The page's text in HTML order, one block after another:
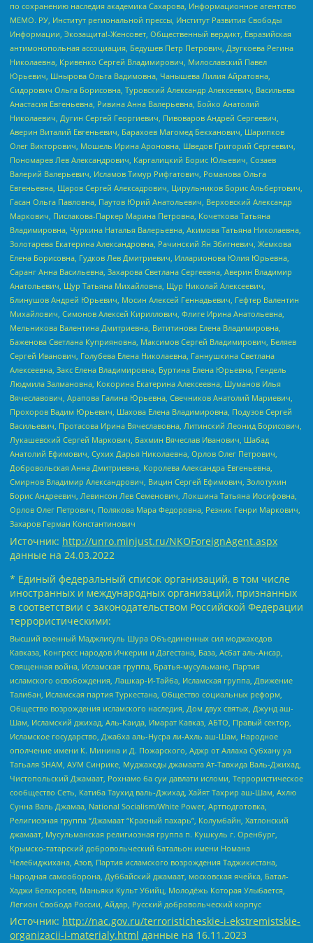
по сохранению наследия академика Сахарова, Информационное агентство
МЕМО. РУ, Институт региональной прессы, Институт Развития Свободы
Информации, Экозащита!-Женсовет, Общественный вердикт, Евразийская
антимонопольная ассоциация, Бедушев Петр Петрович, Дзугкоева Регина
Николаевна, Кривенко Сергей Владимирович, Милославский Павел
Юрьевич, Шнырова Ольга Вадимовна, Чанышева Лилия Айратовна,
Сидорович Ольга Борисовна, Туровский Александр Алексеевич, Васильева
Анастасия Евгеньевна, Ривина Анна Валерьевна, Бойко Анатолий
Николаевич, Дугин Сергей Георгиевич, Пивоваров Андрей Сергеевич,
Аверин Виталий Евгеньевич, Барахоев Магомед Бекханович, Шарипков
Олег Викторович, Мошель Ирина Ароновна, Шведов Григорий Сергеевич,
Пономарев Лев Александрович, Каргалицкий Борис Юльевич, Созаев
Валерий Валерьевич, Исламов Тимур Рифгатович, Романова Ольга
Евгеньевна, Щаров Сергей Алексадрович, Цирульников Борис Альбертович,
Гасан Ольга Павловна, Паутов Юрий Анатольевич, Верховский Александр
Маркович, Пислакова-Паркер Марина Петровна, Кочеткова Татьяна
Владимировна, Чуркина Наталья Валерьевна, Акимова Татьяна Николаевна,
Золотарева Екатерина Александровна, Рачинский Ян Збигневич, Жемкова
Елена Борисовна, Гудков Лев Дмитриевич, Илларионова Юлия Юрьевна,
Саранг Анна Васильевна, Захарова Светлана Сергеевна, Аверин Владимир
Анатольевич, Щур Татьяна Михайловна, Щур Николай Алексеевич,
Блинушов Андрей Юрьевич, Мосин Алексей Геннадьевич, Гефтер Валентин
Михайлович, Симонов Алексей Кириллович, Флиге Ирина Анатольевна,
Мельникова Валентина Дмитриевна, Вититинова Елена Владимировна,
Баженова Светлана Куприяновна, Максимов Сергей Владимирович, Беляев
Сергей Иванович, Голубева Елена Николаевна, Ганнушкина Светлана
Алексеевна, Закс Елена Владимировна, Буртина Елена Юрьевна, Гендель
Людмила Залмановна, Кокорина Екатерина Алексеевна, Шуманов Илья
Вячеславович, Арапова Галина Юрьевна, Свечников Анатолий Мариевич,
Прохоров Вадим Юрьевич, Шахова Елена Владимировна, Подузов Сергей
Васильевич, Протасова Ирина Вячеславовна, Литинский Леонид Борисович,
Лукашевский Сергей Маркович, Бахмин Вячеслав Иванович, Шабад
Анатолий Ефимович, Сухих Дарья Николаевна, Орлов Олег Петрович,
Добровольская Анна Дмитриевна, Королева Александра Евгеньевна,
Смирнов Владимир Александрович, Вицин Сергей Ефимович, Золотухин
Борис Андреевич, Левинсон Лев Семенович, Локшина Татьяна Иосифовна,
Орлов Олег Петрович, Полякова Мара Федоровна, Резник Генри Маркович,
Захаров Герман Константинович
Источник: http://unro.minjust.ru/NKOForeignAgent.aspx
данные на 24.03.2022
* Единый федеральный список организаций, в том числе
иностранных и международных организаций, признанных
в соответствии с законодательством Российской Федерации
террористическими:
Высший военный Маджлисуль Шура Объединенных сил моджахедов
Кавказа, Конгресс народов Ичкерии и Дагестана, База, Асбат аль-Ансар,
Священная война, Исламская группа, Братья-мусульмане, Партия
исламского освобождения, Лашкар-И-Тайба, Исламская группа, Движение
Талибан, Исламская партия Туркестана, Общество социальных реформ,
Общество возрождения исламского наследия, Дом двух святых, Джунд аш-
Шам, Исламский джихад, Аль-Каида, Имарат Кавказ, АБТО, Правый сектор,
Исламское государство, Джабха аль-Нусра ли-Ахль аш-Шам, Народное
ополчение имени К. Минина и Д. Пожарского, Аджр от Аллаха Субхану уа
Тагьаля SHAM, АУМ Синрике, Муджахеды джамаата Ат-Тавхида Валь-Джихад,
Чистопольский Джамаат, Рохнамо ба суи давлати исломи, Террористическое
сообщество Сеть, Катиба Таухид валь-Джихад, Хайят Тахрир аш-Шам, Ахлю
Сунна Валь Джамаа, National Socialism/White Power, Артподготовка,
Религиозная группа “Джамаат “Красный пахарь”, Колумбайн, Хатлонский
джамаат, Мусульманская религиозная группа п. Кушкуль г. Оренбург,
Крымско-татарский добровольческий батальон имени Номана
Челебиджихана, Азов, Партия исламского возрождения Таджикистана,
Народная самооборона, Дуббайский джамаат, московская ячейка, Батал-
Хаджи Белхороев, Маньяки Культ Убийц, Молодёжь Которая Улыбается,
Легион Свобода России, Айдар, Русский добровольческий корпус
Источник: http://nac.gov.ru/terroristicheskie-i-ekstremistskie-
organizacii-i-materialy.html данные на 16.11.2023